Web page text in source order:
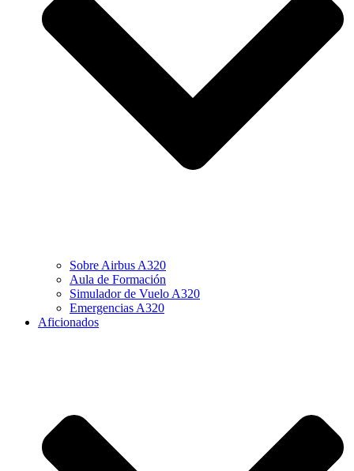
Sobre Airbus A320
Aula de Formación
Simulador de Vuelo A320
Emergencias A320
Aficionados